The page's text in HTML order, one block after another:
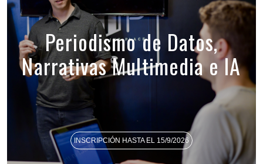
Periodismo de Datos,
Narrativas Multimedia e IA
INSCRIPCIÓN HASTA EL 15/9/2026